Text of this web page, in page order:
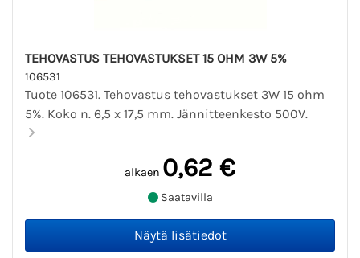
TEHOVASTUS TEHOVASTUKSET 15 OHM 3W 5%
106531
Tuote 106531. Tehovastus tehovastukset 3W 15 ohm
5%. Koko n. 6,5 x 17,5 mm. Jännitteenkesto 500V.
alkaen 0,62 €
Saatavilla